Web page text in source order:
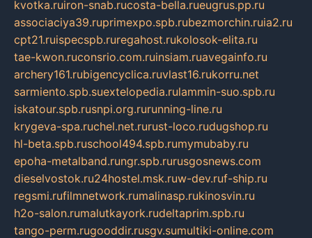
kvotka.ruiron-snab.rucosta-bella.rueugrus.pp.ru
associaciya39.ruprimexpo.spb.rubezmorchin.ruia2.ru
cpt21.ruispecspb.ruregahost.rukolosok-elita.ru
tae-kwon.ruconsrio.com.ruinsiam.ruavegainfo.ru
archery161.rubigencyclica.ruvlast16.rukorru.net
sarmiento.spb.suextelopedia.rulammin-suo.spb.ru
iskatour.spb.rusnpi.org.rurunning-line.ru
krygeva-spa.ruchel.net.rurust-loco.rudugshop.ru
hl-beta.spb.ruschool494.spb.rumymubaby.ru
epoha-metalband.rungr.spb.rurusgosnews.com
dieselvostok.ru24hostel.msk.ruw-dev.ruf-ship.ru
regsmi.rufilmnetwork.rumalinasp.rukinosvin.ru
h2o-salon.rumalutkayork.rudeltaprim.spb.ru
tango-perm.rugooddir.rusgv.sumultiki-online.com